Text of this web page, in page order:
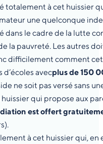
totalement à cet huissier
une quelconque
dans le cadre de la lutte
la pauvreté. Les autres
difficilement comment
avecplus de 150
ne soit pas versé sans
qui propose aux
est offert
à cet huissier qui,